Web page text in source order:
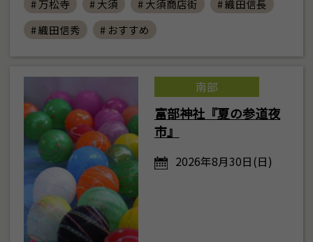
# 万松寺 # 大須 # 大須商店街
# 織田信長
# 織田信秀
# おすすめ
南部
富部神社『夏の参道夜
市』
2026年8月30日(日)